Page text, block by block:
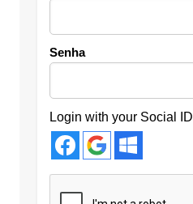
Senha
Login with your Social ID